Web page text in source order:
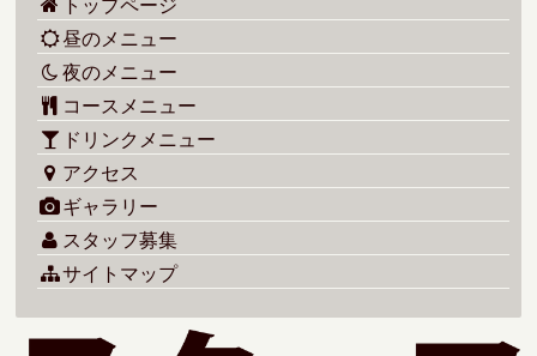
トップページ
昼のメニュー
夜のメニュー
コースメニュー
ドリンクメニュー
アクセス
ギャラリー
スタッフ募集
サイトマップ